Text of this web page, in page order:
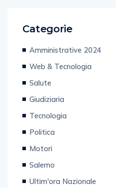
Categorie
Amministrative 2024
Web & Tecnologia
Salute
Giudiziaria
Tecnologia
Politica
Motori
Salerno
Ultim'ora Nazionale